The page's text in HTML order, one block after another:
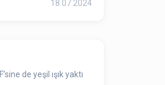
18.07.2024
de yeşil ışık yaktı